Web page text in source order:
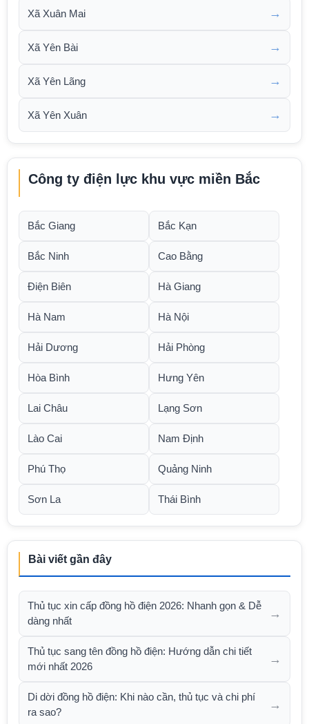
Xã Xuân Mai →
Xã Yên Bài →
Xã Yên Lãng →
Xã Yên Xuân →
Công ty điện lực khu vực miền Bắc
Bắc Giang Bắc Kạn
Bắc Ninh Cao Bằng
Điện Biên Hà Giang
Hà Nam Hà Nội
Hải Dương Hải Phòng
Hòa Bình Hưng Yên
Lai Châu Lạng Sơn
Lào Cai Nam Định
Phú Thọ Quảng Ninh
Sơn La Thái Bình
Bài viết gần đây
Thủ tục xin cấp đồng hồ điện 2026: Nhanh gọn & Dễ
dàng nhất
→
Thủ tục sang tên đồng hồ điện: Hướng dẫn chi tiết
mới nhất 2026
→
Di dời đồng hồ điện: Khi nào cần, thủ tục và chi phí
ra sao?
→